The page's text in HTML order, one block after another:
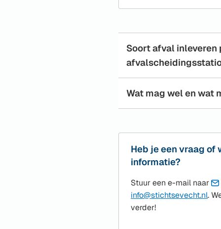
Soort afval inleveren
Wat mag wel en wat
Heb je een vraag of
informatie?
Stuur een e-mail naar
info@stichtsevecht.nl.
verder!